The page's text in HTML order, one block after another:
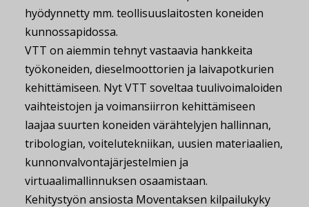
hyödynnetty mm. teollisuuslaitosten koneiden
kunnossapidossa.
VTT on aiemmin tehnyt vastaavia hankkeita
työkoneiden, dieselmoottorien ja laivapotkurien
kehittämiseen. Nyt VTT soveltaa tuulivoimaloiden
vaihteistojen ja voimansiirron kehittämiseen
laajaa suurten koneiden värähtelyjen hallinnan,
tribologian, voitelutekniikan, uusien materiaalien,
kunnonvalvontajärjestelmien ja
virtuaalimallinnuksen osaamistaan.
Kehitystyön ansiosta Moventaksen kilpailukyky